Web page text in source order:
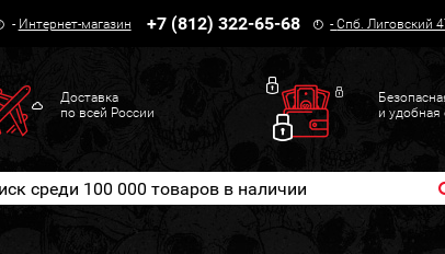
- Интернет-магазин +7 (812) 322-65-68 -Спб. Лиговский
Доставка
по всей России
и удобная